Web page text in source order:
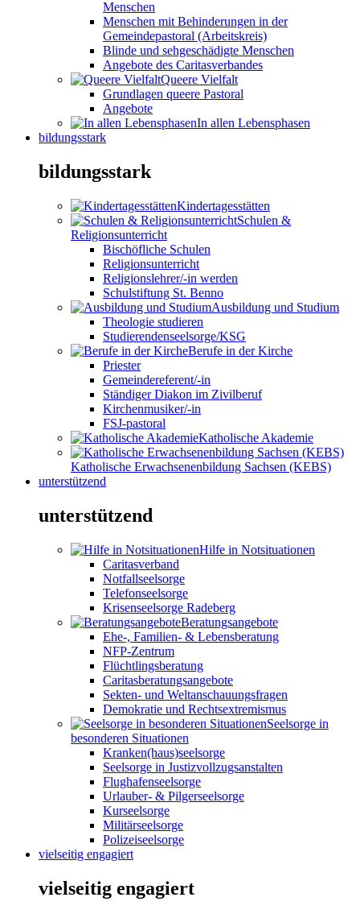
Menschen
Menschen mit Behinderungen in der
Gemeindepastoral (Arbeitskreis)
Blinde und sehgeschädigte Menschen
Angebote des Caritasverbandes
Queere Vielfalt
Grundlagen queere Pastoral
Angebote
In allen Lebensphasen
bildungsstark
bildungsstark
Kindertagesstätten
Schulen &
Religionsunterricht
Bischöfliche Schulen
Religionsunterricht
Religionslehrer/-in werden
Schulstiftung St. Benno
Ausbildung und Studium
Theologie studieren
Studierendenseelsorge/KSG
Berufe in der Kirche
Priester
Gemeindereferent/-in
Ständiger Diakon im Zivilberuf
Kirchenmusiker/-in
FSJ-pastoral
Katholische Akademie
Katholische Erwachsenenbildung Sachsen (KEBS)
unterstützend
unterstützend
Hilfe in Notsituationen
Caritasverband
Notfallseelsorge
Telefonseelsorge
Krisenseelsorge Radeberg
Beratungsangebote
Ehe-, Familien- & Lebensberatung
NFP-Zentrum
Flüchtlingsberatung
Caritasberatungsangebote
Sekten- und Weltanschauungsfragen
Demokratie und Rechtsextremismus
Seelsorge in
besonderen Situationen
Kranken(haus)seelsorge
Seelsorge in Justizvollzugsanstalten
Flughafenseelsorge
Urlauber- & Pilgerseelsorge
Kurseelsorge
Militärseelsorge
Polizeiseelsorge
vielseitig engagiert
vielseitig engagiert